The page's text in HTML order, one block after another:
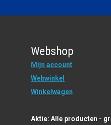
Webshop
Mijn account
Webwinkel
Winkelwagen
Aktie: Alle producten -